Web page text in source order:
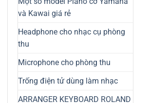
và Kawai giá rẻ
Headphone cho nhạc cụ phòng
thu
Microphone cho phòng thu
Trống điện tử dùng làm nhạc
ARRANGER KEYBOARD ROLAND